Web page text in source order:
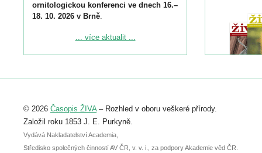
ornitologickou konferenci ve dnech 16.–
18. 10. 2026 v Brně.
Podrobnější informace ke konferenci
Registrovat se můžete do 6. září.
abstraktu přihlášené přednášky nebo
posteru je už 30. června.
... více aktualit ...
© 2026 Časopis ŽIVA– Rozhled v oboru veškeré přírody.
Založil roku 1853 J. E. Purkyně.
Vydává Nakladatelství Academia,
Středisko společných činností AV ČR, v. v. i., za podpory Akademie věd ČR.